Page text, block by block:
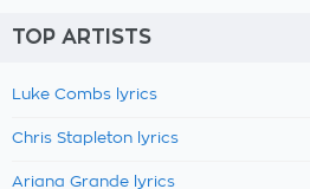
TOP ARTISTS
Luke Combs lyrics
Chris Stapleton lyrics
Ariana Grande lyrics